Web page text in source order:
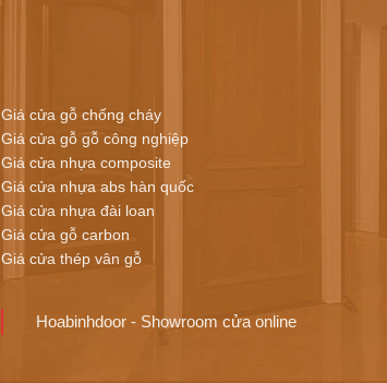
Giá cửa gỗ chống cháy
Giá cửa gỗ gỗ công nghiệp
Giá cửa nhựa composite
Giá cửa nhựa abs hàn quốc
Giá cửa nhựa đài loan
Giá cửa gỗ carbon
Giá cửa thép vân gỗ
Hoabinhdoor - Showroom cửa online